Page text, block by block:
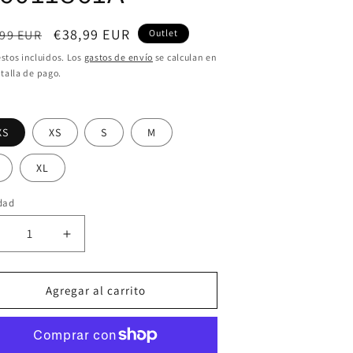
EUR
Precio
de
oferta
€38,99 EUR Outlet
incluidos. Los gastos de envío se calculan en
de pago.
XS S M
XL
Aumentar
cantidad
para
W6011861A
Agregar al carrito